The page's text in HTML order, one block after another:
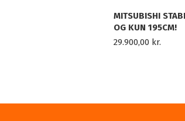
MITSUBISHI
OG KUN 195CM!
29.900,00 kr.